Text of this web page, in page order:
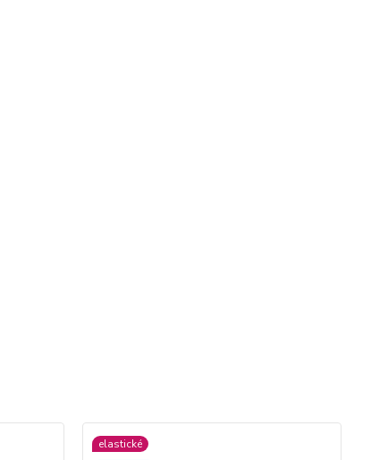
elastické